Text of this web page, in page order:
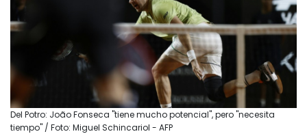
Del Potro: João Fonseca "tiene mucho potencial", pero "necesita
tiempo" / Foto: Miguel Schincariol - AFP